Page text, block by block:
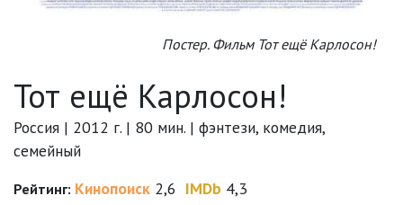
Постер. Фильм Тот ещё Карлосон!
Тот ещё Карлосон!
Россия | 2012 г. | 80 мин. | фэнтези, комедия,
семейный
Рейтинг: Кинопоиск 2,6 IMDb 4,3